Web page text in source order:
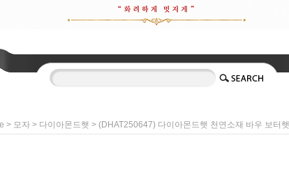
> 모자 > 다이아몬드햇 > (DHAT250647) 다이아몬드햇 천연소재 바우 보터